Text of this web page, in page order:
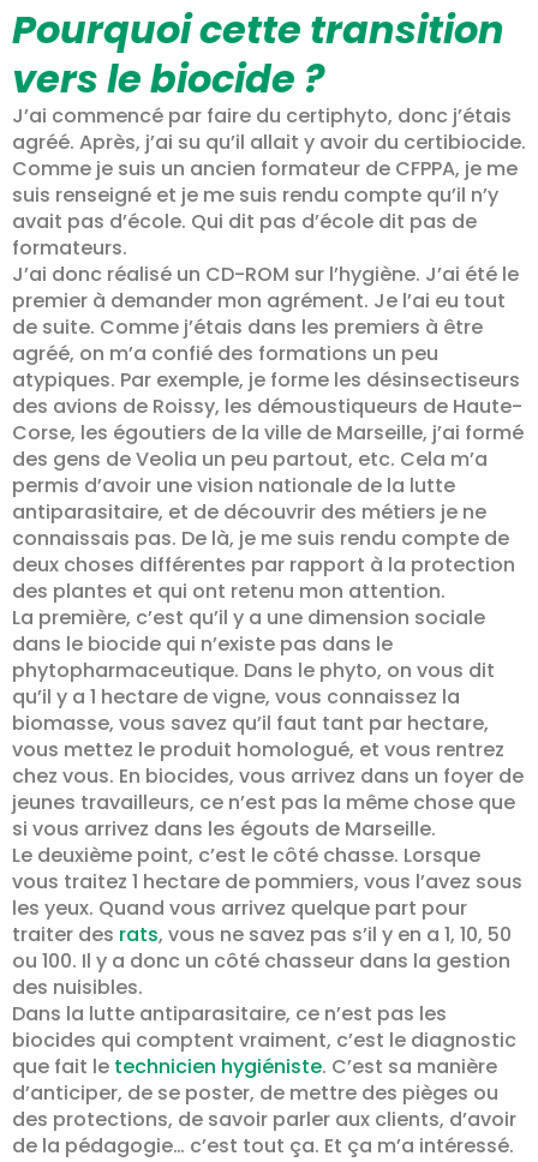
Pourquoi cette transition
vers le biocide ?
J’ai commencé par faire du certiphyto, donc j’étais
agréé. Après, j’ai su qu’il allait y avoir du certibiocide.
Comme je suis un ancien formateur de CFPPA, je me
suis renseigné et je me suis rendu compte qu’il n’y
avait pas d’école. Qui dit pas d’école dit pas de
formateurs.
J’ai donc réalisé un CD-ROM sur l’hygiène. J’ai été le
premier à demander mon agrément. Je l’ai eu tout
de suite. Comme j’étais dans les premiers à être
agréé, on m’a confié des formations un peu
atypiques. Par exemple, je forme les désinsectiseurs
des avions de Roissy, les démoustiqueurs de Haute-
Corse, les égoutiers de la ville de Marseille, j’ai formé
des gens de Veolia un peu partout, etc. Cela m’a
permis d’avoir une vision nationale de la lutte
antiparasitaire, et de découvrir des métiers je ne
connaissais pas. De là, je me suis rendu compte de
deux choses différentes par rapport à la protection
des plantes et qui ont retenu mon attention.
La première, c’est qu’il y a une dimension sociale
dans le biocide qui n’existe pas dans le
phytopharmaceutique. Dans le phyto, on vous dit
qu’il y a 1 hectare de vigne, vous connaissez la
biomasse, vous savez qu’il faut tant par hectare,
vous mettez le produit homologué, et vous rentrez
chez vous. En biocides, vous arrivez dans un foyer de
jeunes travailleurs, ce n’est pas la même chose que
si vous arrivez dans les égouts de Marseille.
Le deuxième point, c’est le côté chasse. Lorsque
vous traitez 1 hectare de pommiers, vous l’avez sous
les yeux. Quand vous arrivez quelque part pour
traiter des rats, vous ne savez pas s’il y en a 1, 10, 50
ou 100. Il y a donc un côté chasseur dans la gestion
des nuisibles.
Dans la lutte antiparasitaire, ce n’est pas les
biocides qui comptent vraiment, c’est le diagnostic
que fait le technicien hygiéniste. C’est sa manière
d’anticiper, de se poster, de mettre des pièges ou
des protections, de savoir parler aux clients, d’avoir
de la pédagogie… c’est tout ça. Et ça m’a intéressé.